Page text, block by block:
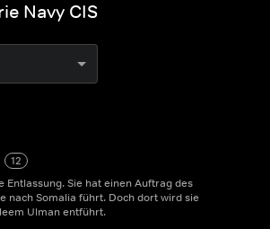
Navy CIS
12
Entlassung. Sie hat einen Auftrag des
nach Somalia führt. Doch dort wird sie
Ulman entführt.